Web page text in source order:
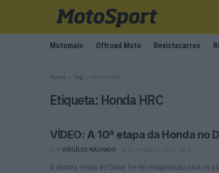
Motomais Offroad Moto Revistacarros
Home Tag Honda HRC
Etiqueta: Honda HRC
VÍDEO: A 10ª etapa da Honda no
VIRGÍLIO MACHADO 14 JANEIRO, 2016 0
A décima etapa do Dakar foi de recuperação para os